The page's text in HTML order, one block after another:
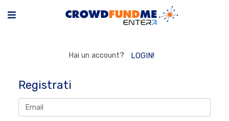
Hai un account? LOGIN!
Registrati